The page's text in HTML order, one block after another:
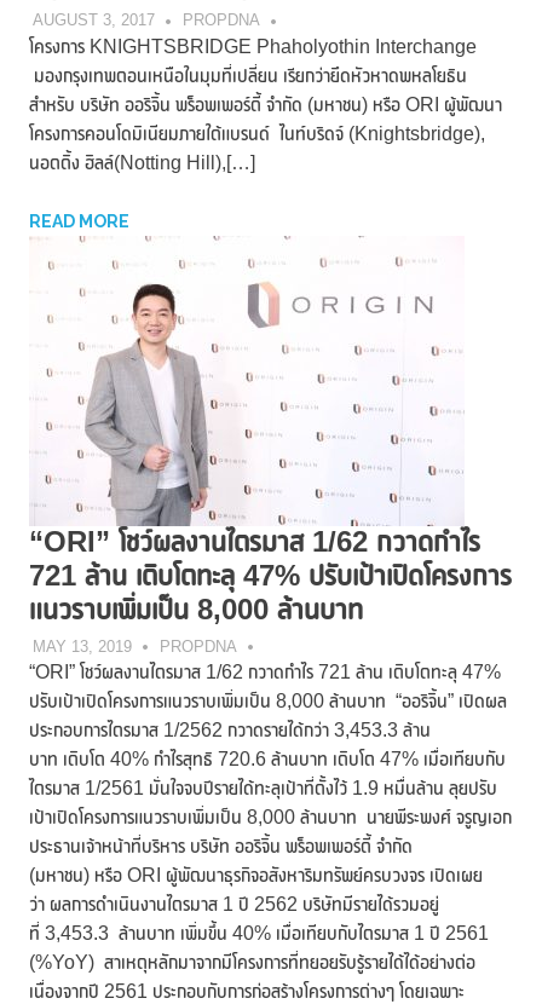
AUGUST 3, 2017 PROPDNA
โครงการ KNIGHTSBRIDGE Phaholyothin Interchange
มองกรุงเทพตอนเหนือในมุมที่เปลี่ยน เรียกว่ายึดหัวหาดพหลโยธิน
สำหรับ บริษัท ออริจิ้น พร็อพเพอร์ตี้ จำกัด (มหาชน) หรือ ORI ผู้พัฒนา
โครงการคอนโดมิเนียมภายใต้แบรนด์ ไนท์บริดจ์ (Knightsbridge),
นอตติ้ง ฮิลล์(Notting Hill),[…]
READ MORE
“ORI” โชว์ผลงานไตรมาส 1/62 กวาดกำไร
721 ล้าน เติบโตทะลุ 47% ปรับเป้าเปิดโครงการ
แนวราบเพิ่มเป็น 8,000 ล้านบาท
MAY 13, 2019 PROPDNA
“ORI” โชว์ผลงานไตรมาส 1/62 กวาดกำไร 721 ล้าน เติบโตทะลุ 47%
ปรับเป้าเปิดโครงการแนวราบเพิ่มเป็น 8,000 ล้านบาท “ออริจิ้น” เปิดผล
ประกอบการไตรมาส 1/2562 กวาดรายได้กว่า 3,453.3 ล้าน
บาท เติบโต 40% กำไรสุทธิ 720.6 ล้านบาท เติบโต 47% เมื่อเทียบกับ
ไตรมาส 1/2561 มั่นใจจบปีรายได้ทะลุเป้าที่ตั้งไว้ 1.9 หมื่นล้าน ลุยปรับ
เป้าเปิดโครงการแนวราบเพิ่มเป็น 8,000 ล้านบาท นายพีระพงศ์ จรูญเอก
ประธานเจ้าหน้าที่บริหาร บริษัท ออริจิ้น พร็อพเพอร์ตี้ จำกัด
(มหาชน) หรือ ORI ผู้พัฒนาธุรกิจอสังหาริมทรัพย์ครบวงจร เปิดเผย
ว่า ผลการดำเนินงานไตรมาส 1 ปี 2562 บริษัทมีรายได้รวมอยู่
ที่ 3,453.3 ล้านบาท เพิ่มขึ้น 40% เมื่อเทียบกับไตรมาส 1 ปี 2561
(%YoY) สาเหตุหลักมาจากมีโครงการที่ทยอยรับรู้รายได้ได้อย่างต่อ
เนื่องจากปี 2561 ประกอบกับการก่อสร้างโครงการต่างๆ โดยเฉพาะ